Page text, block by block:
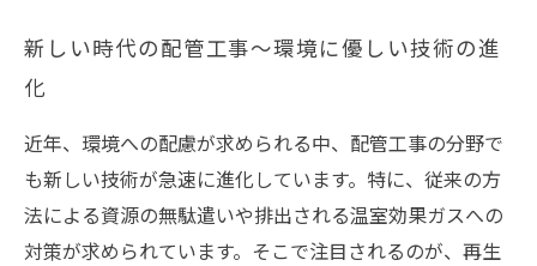
新しい時代の配管工事〜環境に優しい技術の進
化
近年、環境への配慮が求められる中、配管工事の分野で
も新しい技術が急速に進化しています。特に、従来の方
法による資源の無駄遣いや排出される温室効果ガスへの
対策が求められています。そこで注目されるのが、再生